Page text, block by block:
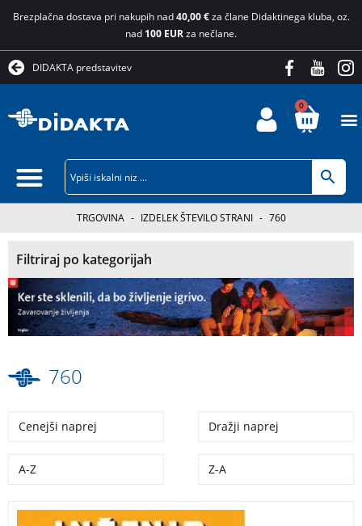
Brezplačna dostava pri nakupih nad40,00 €za člane Didaktinega kluba, oz.
nad 100 EURza nečlane.
DIDAKTA predstavitev
0
TRGOVINA - IZDELEK ŠTEVILO STRANI - 760
Filtriraj po kategorijah
760
Cenejši naprej Dražji naprej
A-Z Z-A